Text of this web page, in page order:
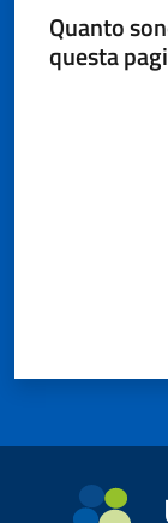
Quanto
questa